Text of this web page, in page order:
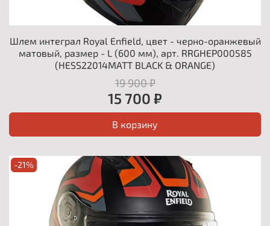
Шлем интеграл Royal Enfield, цвет - черно-оранжевый
матовый, размер - L (600 мм), арт. RRGHEP000585
(HESS22014MATT BLACK & ORANGE)
19 900 ₽
15 700 ₽
В корзину
-21%